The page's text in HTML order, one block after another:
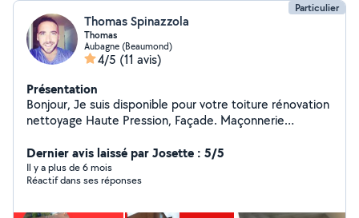
Particulier
Thomas Spinazzola
Thomas
Aubagne (Beaumond)
4/5 (11 avis)
Présentation
Bonjour, Je suis disponible pour votre toiture rénovation
nettoyage Haute Pression, Façade. Maçonnerie
Dernier avis laissé par Josette : 5/5
Il y a plus de 6 mois
Réactif dans ses réponses